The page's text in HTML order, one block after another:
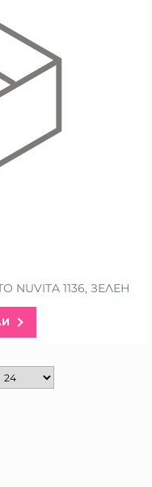
1136, ЗЕЛЕН